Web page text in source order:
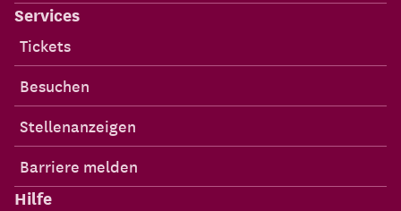
Services
Tickets
Besuchen
Stellenanzeigen
Barriere melden
Hilfe